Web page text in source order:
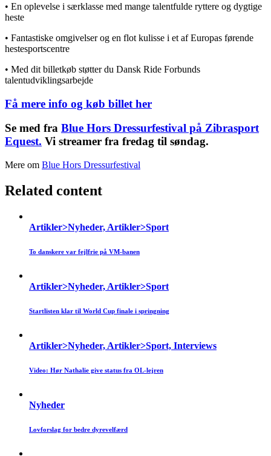
• En oplevelse i særklasse med mange talentfulde ryttere og dygtige
heste
• Fantastiske omgivelser og en flot kulisse i et af Europas førende
hestesportscentre
• Med dit billetkøb støtter du Dansk Ride Forbunds
talentudviklingsarbejde
Få mere info og køb billet her
Se med fra Blue Hors Dressurfestival på Zibrasport
Equest. Vi streamer fra fredag til søndag.
Mere om Blue Hors Dressurfestival
Related content
Artikler>Nyheder, Artikler>Sport
To danskere var fejlfrie på VM-banen
Artikler>Nyheder, Artikler>Sport
Startlisten klar til World Cup finale i springning
Artikler>Nyheder, Artikler>Sport, Interviews
Video: Hør Nathalie give status fra OL-lejren
Nyheder
Lovforslag for bedre dyrevelfærd